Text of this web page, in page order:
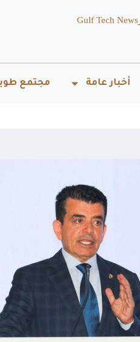
Gulf Tech News
أخبار عامة مجتمع